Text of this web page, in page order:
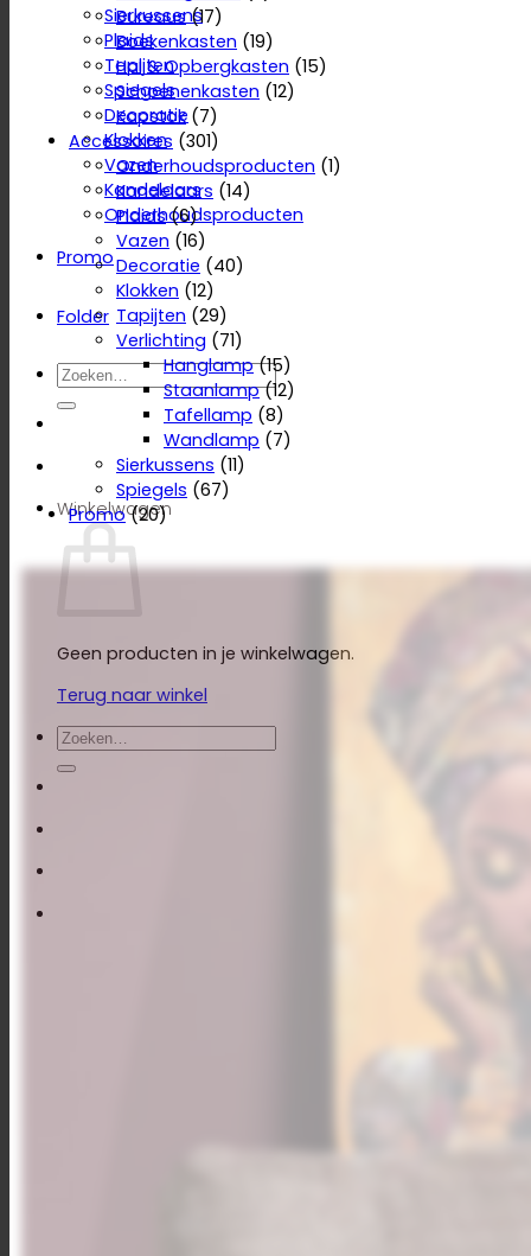
Sierkussens
Plaids
Tapijten
Spiegels
Decoratie
Klokken
Vazen
Kandelaars
Onderhoudsproducten
Promo
Folder
Zoeken
naar:
Winkelwagen
Geen producten in je winkelwagen.
Terug naar winkel
Zoeken
naar:
Bureaus (17)
Boekenkasten (19)
Hal & Opbergkasten (15)
Schoenenkasten (12)
Kapstok (7)
Accessoires (301)
Onderhoudsproducten (1)
Kandelaars (14)
Plaids (6)
Vazen (16)
Decoratie (40)
Klokken (12)
Tapijten (29)
Verlichting (71)
Hanglamp (15)
Staanlamp (12)
Tafellamp (8)
Wandlamp (7)
Sierkussens (11)
Spiegels (67)
Promo (20)